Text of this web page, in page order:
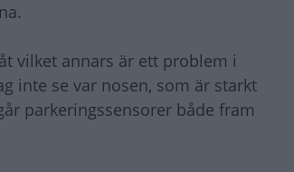
vilket annars är ett problem i
inte se var nosen, som är starkt
parkeringssensorer både fram